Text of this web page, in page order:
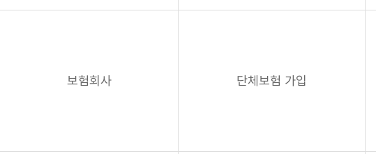
보험회사 단체보험 가입